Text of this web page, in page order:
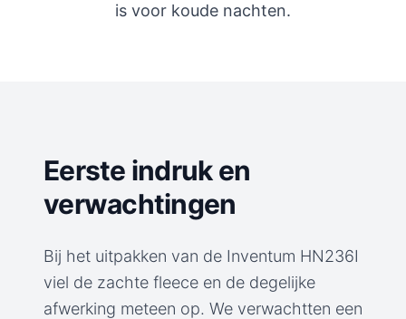
is voor koude nachten.
Eerste indruk en
verwachtingen
Bij het uitpakken van de Inventum HN236I
viel de zachte fleece en de degelijke
afwerking meteen op. We verwachtten een